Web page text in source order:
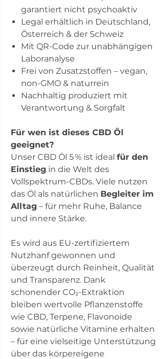
garantiert nicht psychoaktiv
Legal erhältlich in Deutschland,
Österreich & der Schweiz
Mit QR-Code zur unabhängigen
Laboranalyse
Frei von Zusatzstoffen – vegan,
non-GMO & naturrein
Nachhaltig produziert mit
Verantwortung & Sorgfalt
Für wen ist dieses CBD Öl
geeignet?
Unser CBD Öl 5 % ist ideal für den
Einstieg in die Welt des
Vollspektrum-CBDs. Viele nutzen
das Öl als natürlichen Begleiter im
Alltag – für mehr Ruhe, Balance
und innere Stärke.
Es wird aus EU-zertifiziertem
Nutzhanf gewonnen und
überzeugt durch Reinheit, Qualität
und Transparenz. Dank
schonender CO₂-Extraktion
bleiben wertvolle Pflanzenstoffe
wie CBD, Terpene, Flavonoide
sowie natürliche Vitamine erhalten
– für eine vielseitige Unterstützung
über das körpereigene